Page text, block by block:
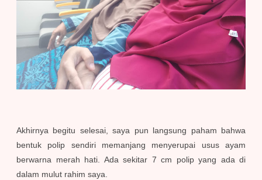
Akhirnya begitu selesai, saya pun langsung paham bahwa
bentuk polip sendiri memanjang menyerupai usus ayam
berwarna merah hati. Ada sekitar 7 cm polip yang ada di
dalam mulut rahim saya.